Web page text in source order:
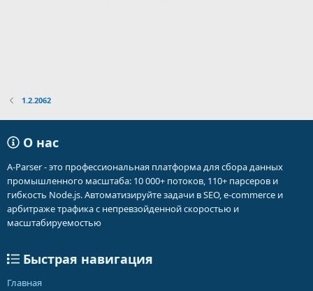
1.2.2062
О нас
A-Parser - это профессиональная платформа для сбора данных
промышленного масштаба: 10 000+ потоков, 110+ парсеров и
гибкость Node.js. Автоматизируйте задачи в SEO, e-commerce и
арбитраже трафика с непревзойденной скоростью и
масштабируемостью
Быстрая навигация
Главная